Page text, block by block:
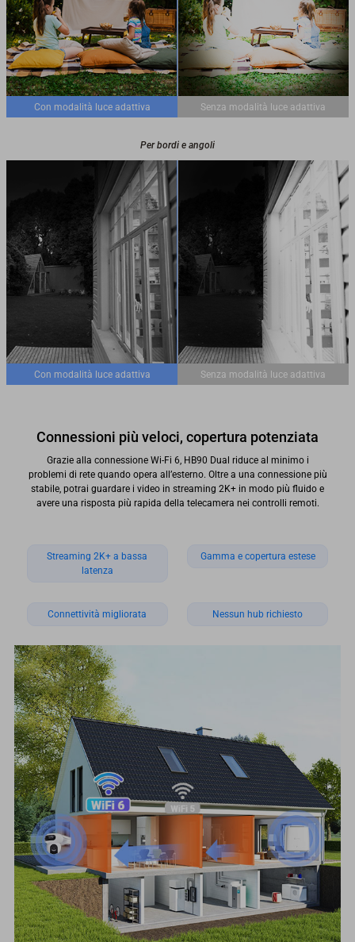
Con modalità luce adattiva Senza modalità luce adattiva
Per bordi e angoli
Con modalità luce adattiva Senza modalità luce adattiva
Connessioni più veloci, copertura potenziata
Grazie alla connessione Wi-Fi 6, HB90 Dual riduce al minimo i
problemi di rete quando opera all’esterno. Oltre a una connessione più
stabile, potrai guardare i video in streaming 2K+ in modo più fluido e
avere una risposta più rapida della telecamera nei controlli remoti.
Streaming 2K+ a bassa
latenza
Gamma e copertura estese
Connettività migliorata Nessun hub richiesto